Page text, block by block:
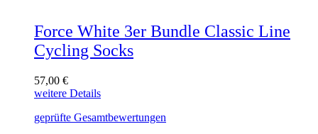
Force White 3er Bundle Classic Line
Cycling Socks
57,00 €
weitere Details
geprüfte Gesamtbewertungen